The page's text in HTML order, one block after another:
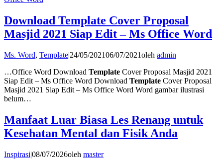
Download Template Cover Proposal
Masjid 2021 Siap Edit – Ms Office Word
Ms. Word, Template|24/05/202106/07/2021oleh admin
…Office Word Download Template Cover Proposal Masjid 2021
Siap Edit – Ms Office Word Download Template Cover Proposal
Masjid 2021 Siap Edit – Ms Office Word Word gambar ilustrasi
belum…
Manfaat Luar Biasa Les Renang untuk
Kesehatan Mental dan Fisik Anda
Inspirasi|08/07/2026oleh master